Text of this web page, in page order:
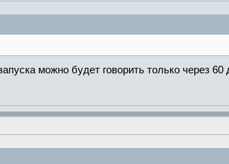
можно будет говорить только через